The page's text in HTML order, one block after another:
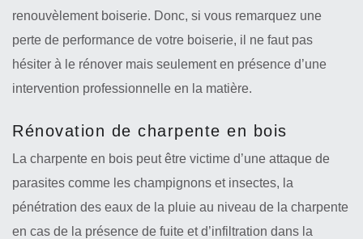
renouvèlement boiserie. Donc, si vous remarquez une
perte de performance de votre boiserie, il ne faut pas
hésiter à le rénover mais seulement en présence d’une
intervention professionnelle en la matière.
Rénovation de charpente en bois
La charpente en bois peut être victime d’une attaque de
parasites comme les champignons et insectes, la
pénétration des eaux de la pluie au niveau de la charpente
en cas de la présence de fuite et d’infiltration dans la